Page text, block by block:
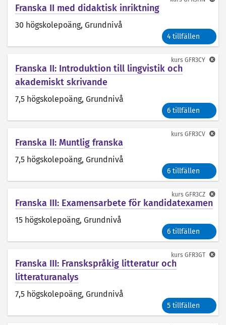
Franska II med didaktisk inriktning
30 högskolepoäng, Grundnivå
4 tillfällen
Franska II: Introduktion till lingvistik och
akademiskt skrivande
7,5 högskolepoäng, Grundnivå
6 tillfällen
kurs GFR3CY
Franska II: Muntlig franska
7,5 högskolepoäng, Grundnivå
6 tillfällen
kurs GFR3CV
Franska III: Examensarbete för kandidatexamen
15 högskolepoäng, Grundnivå
6 tillfällen
kurs GFR3CZ
Franska III: Franskspråkig litteratur och
litteraturanalys
7,5 högskolepoäng, Grundnivå
5 tillfällen
kurs GFR3GT